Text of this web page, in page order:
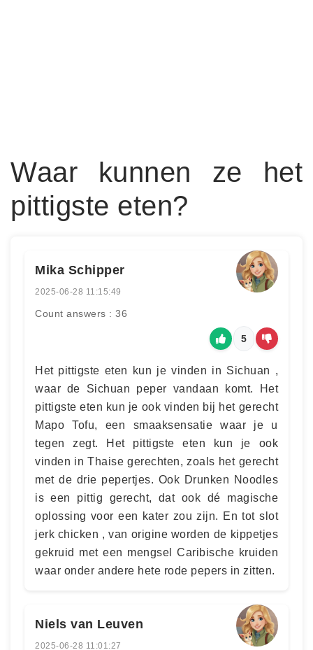
Waar kunnen ze het
pittigste eten?
Mika Schipper
2025-06-28 11:15:49
Count answers : 36
5
Het pittigste eten kun je vinden in Sichuan ,
waar de Sichuan peper vandaan komt. Het
pittigste eten kun je ook vinden bij het gerecht
Mapo Tofu, een smaaksensatie waar je u
tegen zegt. Het pittigste eten kun je ook
vinden in Thaise gerechten, zoals het gerecht
met de drie pepertjes. Ook Drunken Noodles
is een pittig gerecht, dat ook dé magische
oplossing voor een kater zou zijn. En tot slot
jerk chicken , van origine worden de kippetjes
gekruid met een mengsel Caribische kruiden
waar onder andere hete rode pepers in zitten.
Niels van Leuven
2025-06-28 11:01:27